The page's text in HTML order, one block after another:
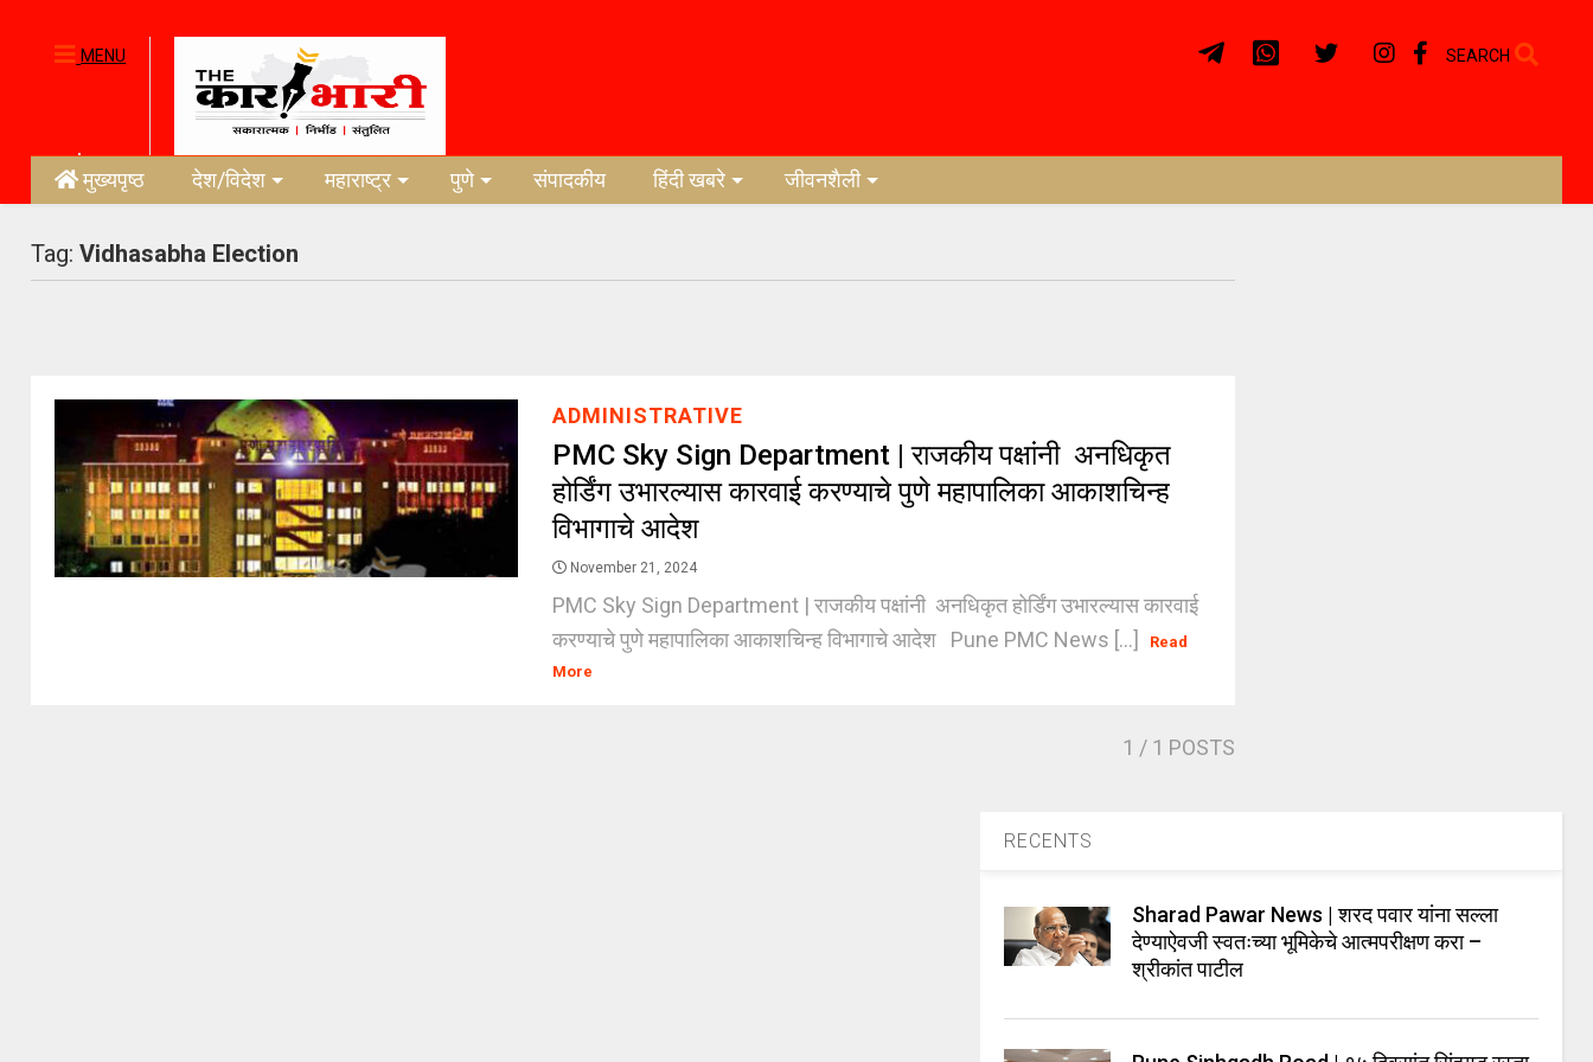
MENU SEARCH
मुख्यपृष्ठ देश/विदेश महाराष्ट्र पुणे संपादकीय हिंदी खबरे जीवनशैली
Tag:Vidhasabha Election
ADMINISTRATIVE
PMC Sky Sign Department | राजकीय पक्षांनी अनधिकृत
होर्डिंग उभारल्यास कारवाई करण्याचे पुणे महापालिका आकाशचिन्ह
विभागाचे आदेश
November 21, 2024
PMC Sky Sign Department | राजकीय पक्षांनी अनधिकृत होर्डिंग उभारल्यास कारवाई
करण्याचे पुणे महापालिका आकाशचिन्ह विभागाचे आदेश Pune PMC News [...]
Read
More
1 / 1 POSTS
RECENTS
Sharad Pawar News | शरद पवार यांना सल्ला
देण्याऐवजी स्वतःच्या भूमिकेचे आत्मपरीक्षण करा –
श्रीकांत पाटील